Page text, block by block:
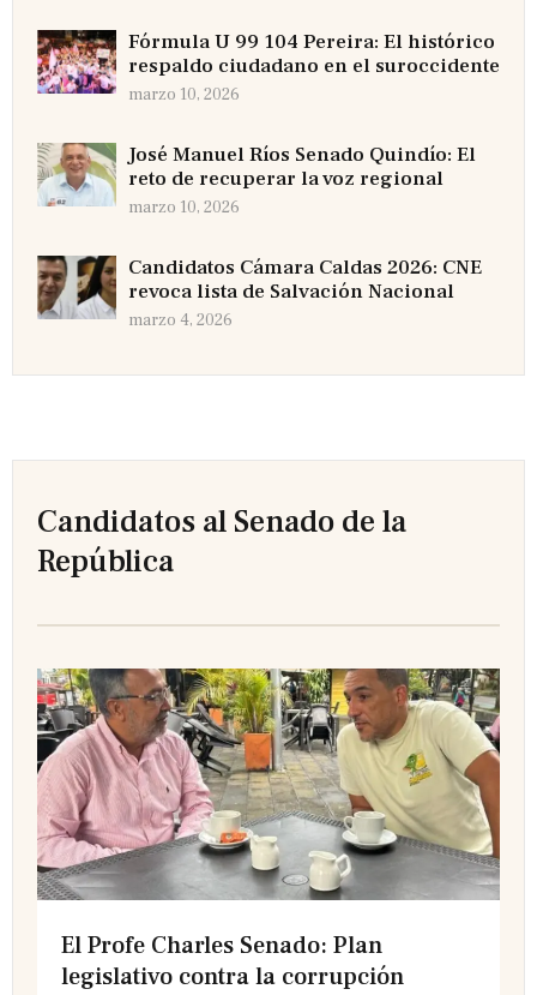
Fórmula U 99 104 Pereira: El histórico
respaldo ciudadano en el suroccidente
marzo 10, 2026
José Manuel Ríos Senado Quindío: El
reto de recuperar la voz regional
marzo 10, 2026
Candidatos Cámara Caldas 2026: CNE
revoca lista de Salvación Nacional
marzo 4, 2026
Candidatos al Senado de la
República
El Profe Charles Senado: Plan
legislativo contra la corrupción